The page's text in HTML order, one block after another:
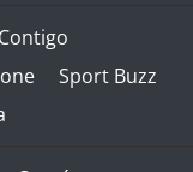
Contigo
Sport Buzz